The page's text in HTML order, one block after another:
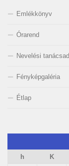
Emlékkönyv
Órarend
Nevelési
Fényképgaléria
Étlap
h
K